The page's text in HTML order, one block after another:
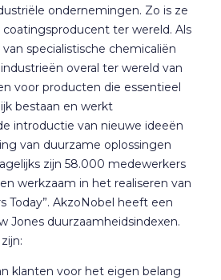
ondernemingen. Zo is ze
ter wereld. Als
specialistische chemicaliën
overal ter wereld van
voor producten die essentieel
bestaan en werkt
introductie van nieuwe ideeën
van duurzame oplossingen
zijn 58.000 medewerkers
werkzaam in het realiseren van
Today”. AkzoNobel heeft een
Jones duurzaamheidsindexen.
klanten voor het eigen belang